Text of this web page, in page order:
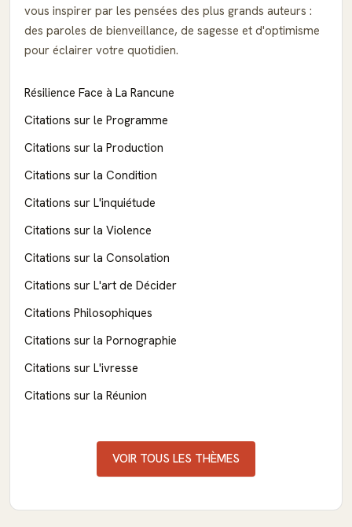
vous inspirer par les pensées des plus grands auteurs :
des paroles de bienveillance, de sagesse et d'optimisme
pour éclairer votre quotidien.
Résilience Face à La Rancune
Citations sur le Programme
Citations sur la Production
Citations sur la Condition
Citations sur L'inquiétude
Citations sur la Violence
Citations sur la Consolation
Citations sur L'art de Décider
Citations Philosophiques
Citations sur la Pornographie
Citations sur L'ivresse
Citations sur la Réunion
VOIR TOUS LES THÈMES